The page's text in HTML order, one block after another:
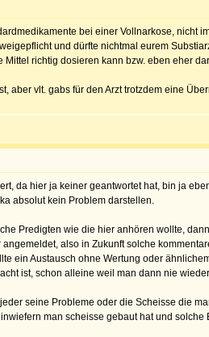
bei einer Vollnarkose, nicht
und dürfte nichtmal eurem
richtig dosieren kann bzw. eben eher
aber vlt. gabs für den Arzt trotzdem eine
da hier ja keiner geantwortet hat, bin ja
absolut kein Problem darstellen.
Predigten wie die hier anhören wollte,
also in Zukunft solche
ein Austausch ohne Wertung oder
ist, schon alleine weil man dann nie
seine Probleme oder die Scheisse die
man scheisse gebaut hat und